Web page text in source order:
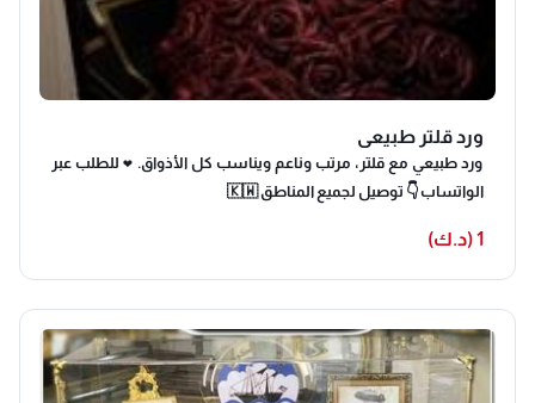
ورد قلتر طبيعي
ورد طبيعي مع قلتر، مرتب وناعم ويناسب كل الأذواق. ❤️ للطلب عبر
الواتساب 👇 توصيل لجميع المناطق 🇰🇼
1 (د.ك)